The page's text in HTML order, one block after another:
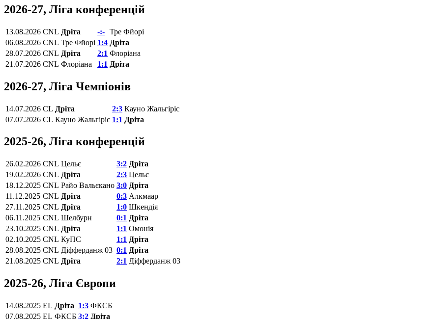
2026-27, Ліга конференцій
13.08.2026 CNL Дріта -:- Тре Фйорі
06.08.2026 CNL Тре Фйорі 1:4 Дріта
28.07.2026 CNL Дріта 2:1 Флоріана
21.07.2026 CNL Флоріана 1:1 Дріта
2026-27, Ліга Чемпіонів
14.07.2026 CL Дріта 2:3 Кауно Жальгіріс
07.07.2026 CL Кауно Жальгіріс 1:1 Дріта
2025-26, Ліга конференцій
26.02.2026 CNL Цельє 3:2 Дріта
19.02.2026 CNL Дріта 2:3 Цельє
18.12.2025 CNL Райо Вальєкано 3:0 Дріта
11.12.2025 CNL Дріта 0:3 Алкмаар
27.11.2025 CNL Дріта 1:0 Шкендія
06.11.2025 CNL Шелбурн 0:1 Дріта
23.10.2025 CNL Дріта 1:1 Омонія
02.10.2025 CNL КуПС 1:1 Дріта
28.08.2025 CNL Діфферданж 03 0:1 Дріта
21.08.2025 CNL Дріта 2:1 Діфферданж 03
2025-26, Ліга Європи
14.08.2025 EL Дріта 1:3 ФКСБ
07.08.2025 EL ФКСБ 3:2 Дріта